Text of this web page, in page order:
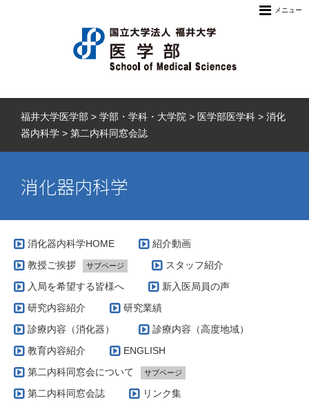
メニュー
福井大学医学部 > 学部・学科・大学院 > 医学部医学科 > 消化
器内科学 > 第二内科同窓会誌
消化器内科学
消化器内科学HOME
紹介動画
教授ご挨拶
サブページ
福井大学医学部創立40周年記念誌 内科学(２)分野・現況
スタッフ紹介
入局を希望する皆様へ
新入医局員の声
研究内容紹介
研究業績
診療内容（消化器）
診療内容（高度地域）
教育内容紹介
ENGLISH
第二内科同窓会について
サブページ
第一代同窓会会長挨拶
第二内科同窓会誌
リンク集